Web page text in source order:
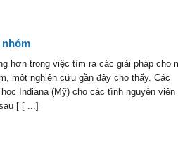
hơn trong việc tìm ra các giải pháp cho
một nghiên cứu gần đây cho thấy. Các
Indiana (Mỹ) cho các tình nguyện viên
[ [ ...]